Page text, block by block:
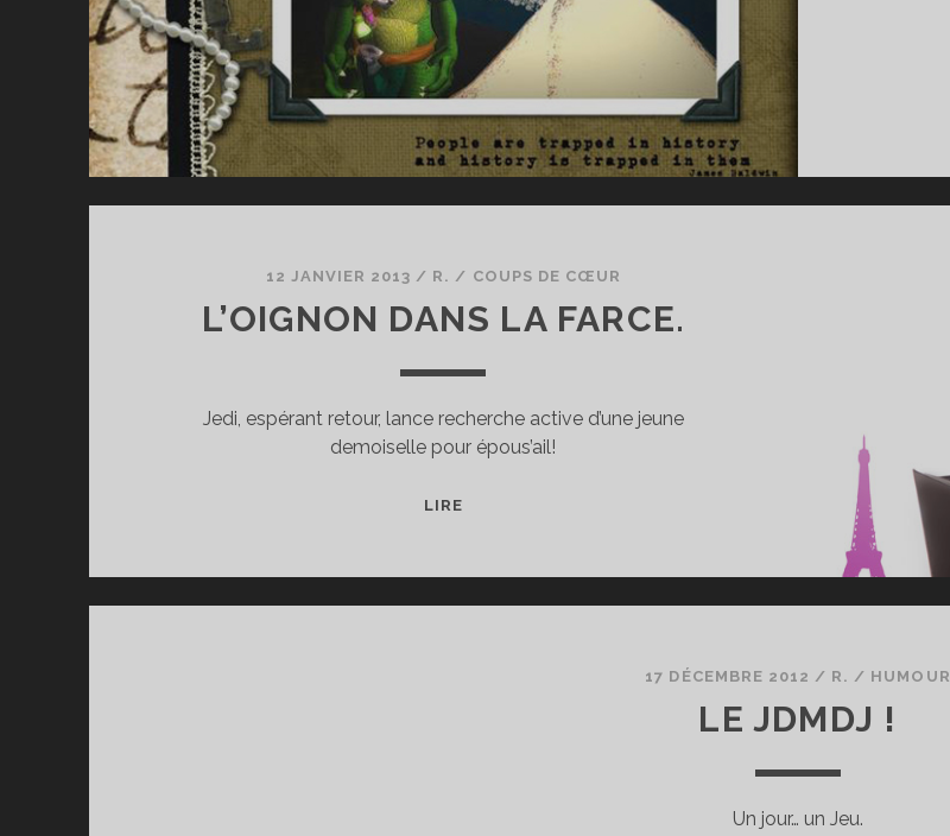
12 JANVIER 2013 / R. / COUPS DE CŒUR
L’OIGNON DANS LA FARCE.
Jedi, espérant retour, lance recherche active d’une jeune
demoiselle pour épous’ail!
LIREL’OIGNON
17 DÉCEMBRE 2012 / R. / HUMOUR
LE JDMDJ !
Un jour… un Jeu.